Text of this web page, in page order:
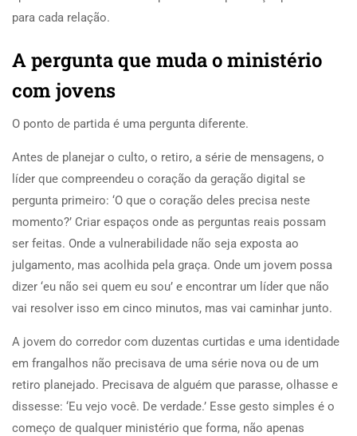
para cada relação.
A pergunta que muda o ministério
com jovens
O ponto de partida é uma pergunta diferente.
Antes de planejar o culto, o retiro, a série de mensagens, o
líder que compreendeu o coração da geração digital se
pergunta primeiro: ‘O que o coração deles precisa neste
momento?’ Criar espaços onde as perguntas reais possam
ser feitas. Onde a vulnerabilidade não seja exposta ao
julgamento, mas acolhida pela graça. Onde um jovem possa
dizer ‘eu não sei quem eu sou’ e encontrar um líder que não
vai resolver isso em cinco minutos, mas vai caminhar junto.
A jovem do corredor com duzentas curtidas e uma identidade
em frangalhos não precisava de uma série nova ou de um
retiro planejado. Precisava de alguém que parasse, olhasse e
dissesse: ‘Eu vejo você. De verdade.’ Esse gesto simples é o
começo de qualquer ministério que forma, não apenas